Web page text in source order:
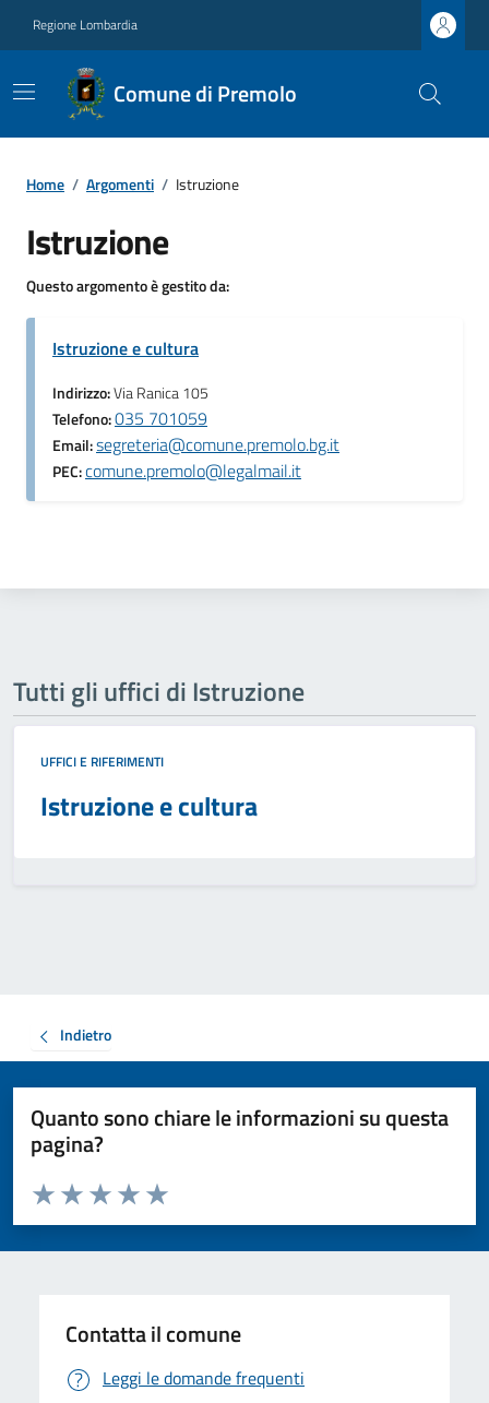
Regione Lombardia
Comune di Premolo
Home / Argomenti / Istruzione
Istruzione
Questo argomento è gestito da:
Istruzione e cultura
Indirizzo:Via Ranica 105
Telefono:035 701059
Email:segreteria@comune.premolo.bg.it
PEC:comune.premolo@legalmail.it
Tutti gli uffici di Istruzione
UFFICI E RIFERIMENTI
Istruzione e cultura
Indietro
Quanto sono chiare le informazioni su questa
pagina?
Valuta da 1 a 5 stelle la pagina
Valuta 5 stelle su 5
Valuta 4 stelle su 5
Valuta 3 stelle su 5
Valuta 2 stelle su 5
Valuta 1 stelle su 5
Contatta il comune
Leggi le domande frequenti